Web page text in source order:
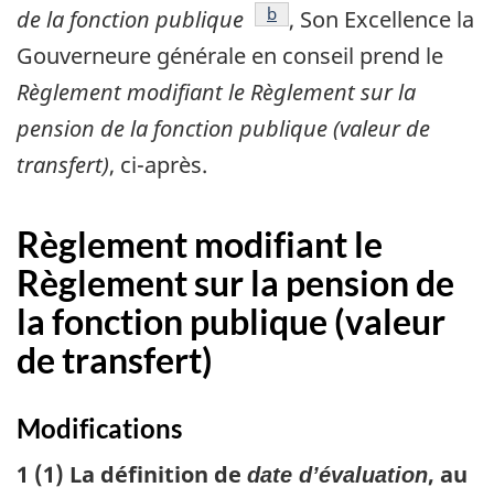
de la fonction publique
référence
b , Son Excellence la
Gouverneure générale en conseil prend le
Règlement modifiant le Règlement sur la
pension de la fonction publique (valeur de
transfert), ci-après.
Règlement modifiant le
Règlement sur la pension de
la fonction publique (valeur
de transfert)
Modifications
1 (1) La définition de date d’évaluation, au